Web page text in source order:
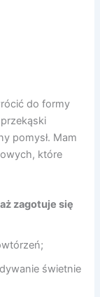
do formy
pomysł. Mam
które
zagotuje się
świetnie